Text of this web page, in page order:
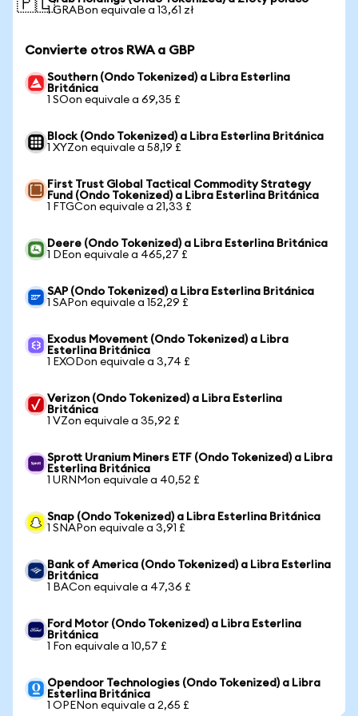
🇵🇱1 GRABon equivale a 13,61 zł
Convierte otros RWA a GBP
Southern (Ondo Tokenized) a Libra Esterlina
Británica
1 SOon equivale a 69,35 £
Block (Ondo Tokenized) a Libra Esterlina Británica
1 XYZon equivale a 58,19 £
First Trust Global Tactical Commodity Strategy
Fund (Ondo Tokenized) a Libra Esterlina Británica
1 FTGCon equivale a 21,33 £
Deere (Ondo Tokenized) a Libra Esterlina Británica
1 DEon equivale a 465,27 £
SAP (Ondo Tokenized) a Libra Esterlina Británica
1 SAPon equivale a 152,29 £
Exodus Movement (Ondo Tokenized) a Libra
Esterlina Británica
1 EXODon equivale a 3,74 £
Verizon (Ondo Tokenized) a Libra Esterlina
Británica
1 VZon equivale a 35,92 £
Sprott Uranium Miners ETF (Ondo Tokenized) a Libra
Esterlina Británica
1 URNMon equivale a 40,52 £
Snap (Ondo Tokenized) a Libra Esterlina Británica
1 SNAPon equivale a 3,91 £
Bank of America (Ondo Tokenized) a Libra Esterlina
Británica
1 BACon equivale a 47,36 £
Ford Motor (Ondo Tokenized) a Libra Esterlina
Británica
1 Fon equivale a 10,57 £
Opendoor Technologies (Ondo Tokenized) a Libra
Esterlina Británica
1 OPENon equivale a 2,65 £